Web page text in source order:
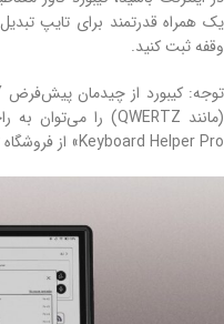
یک همراه قدرتمند برای تایپ
وقفه ثبت کنید.
Keyboard Helper Pro» از فروشگاه Google Play پیکربندی کرد.